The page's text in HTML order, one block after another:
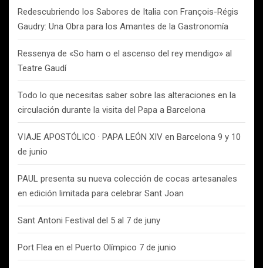
Redescubriendo los Sabores de Italia con François-Régis
Gaudry: Una Obra para los Amantes de la Gastronomía
Ressenya de «So ham o el ascenso del rey mendigo» al
Teatre Gaudí
Todo lo que necesitas saber sobre las alteraciones en la
circulación durante la visita del Papa a Barcelona
VIAJE APOSTÓLICO · PAPA LEÓN XIV en Barcelona 9 y 10
de junio
PAUL presenta su nueva colección de cocas artesanales
en edición limitada para celebrar Sant Joan
Sant Antoni Festival del 5 al 7 de juny
Port Flea en el Puerto Olímpico 7 de junio